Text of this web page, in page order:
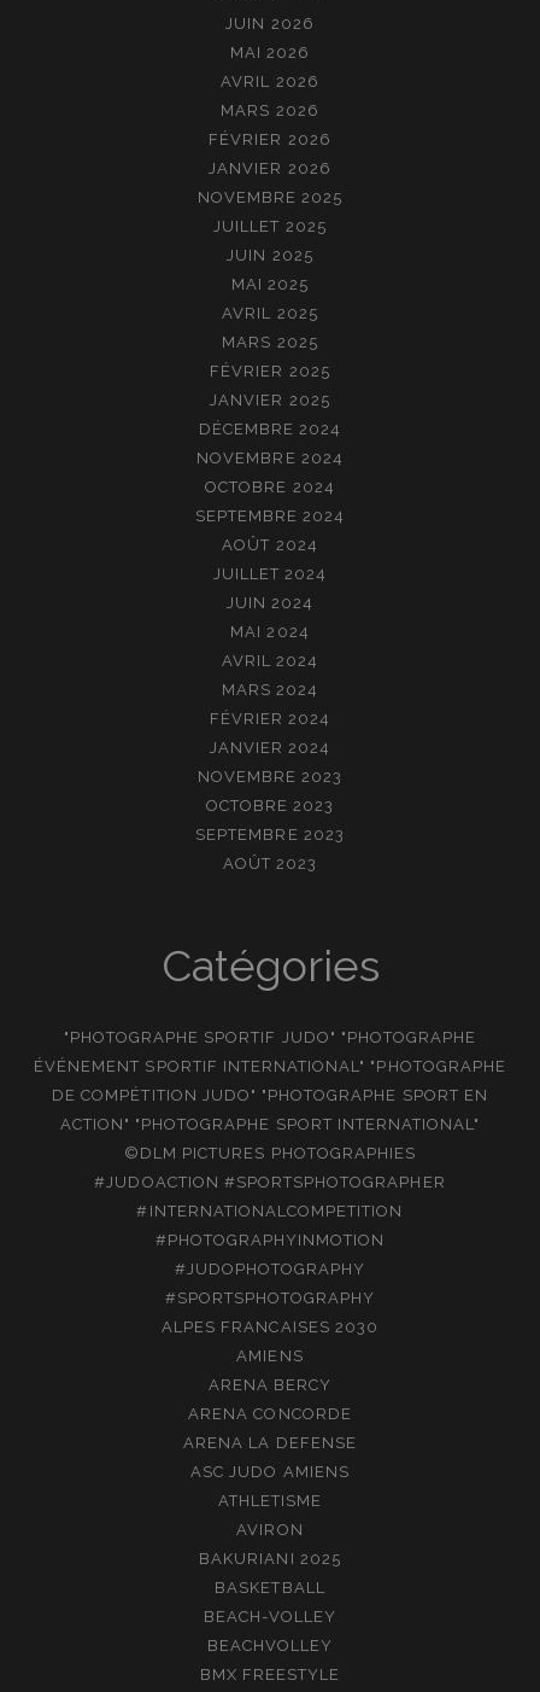
JUIN 2026
MAI 2026
AVRIL 2026
MARS 2026
FÉVRIER 2026
JANVIER 2026
NOVEMBRE 2025
JUILLET 2025
JUIN 2025
MAI 2025
AVRIL 2025
MARS 2025
FÉVRIER 2025
JANVIER 2025
DÉCEMBRE 2024
NOVEMBRE 2024
OCTOBRE 2024
SEPTEMBRE 2024
AOÛT 2024
JUILLET 2024
JUIN 2024
MAI 2024
AVRIL 2024
MARS 2024
FÉVRIER 2024
JANVIER 2024
NOVEMBRE 2023
OCTOBRE 2023
SEPTEMBRE 2023
AOÛT 2023
Catégories
"PHOTOGRAPHE SPORTIF JUDO" "PHOTOGRAPHE
ÉVÉNEMENT SPORTIF INTERNATIONAL" "PHOTOGRAPHE
DE COMPÉTITION JUDO" "PHOTOGRAPHE SPORT EN
ACTION" "PHOTOGRAPHE SPORT INTERNATIONAL"
©DLM PICTURES PHOTOGRAPHIES
#JUDOACTION #SPORTSPHOTOGRAPHER
#INTERNATIONALCOMPETITION
#PHOTOGRAPHYINMOTION
#JUDOPHOTOGRAPHY
#SPORTSPHOTOGRAPHY
ALPES FRANCAISES 2030
AMIENS
ARENA BERCY
ARENA CONCORDE
ARENA LA DEFENSE
ASC JUDO AMIENS
ATHLETISME
AVIRON
BAKURIANI 2025
BASKETBALL
BEACH-VOLLEY
BEACHVOLLEY
BMX FREESTYLE